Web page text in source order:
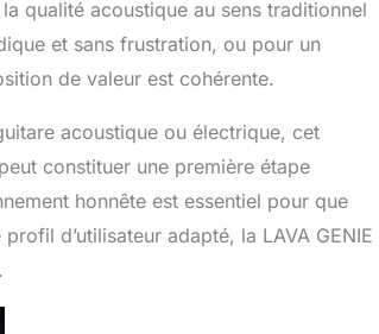
qualité acoustique au sens traditionnel
et sans frustration, ou pour un
de valeur est cohérente.
acoustique ou électrique, cet
constituer une première étape
honnête est essentiel pour que
d’utilisateur adapté, la LAVA GENIE